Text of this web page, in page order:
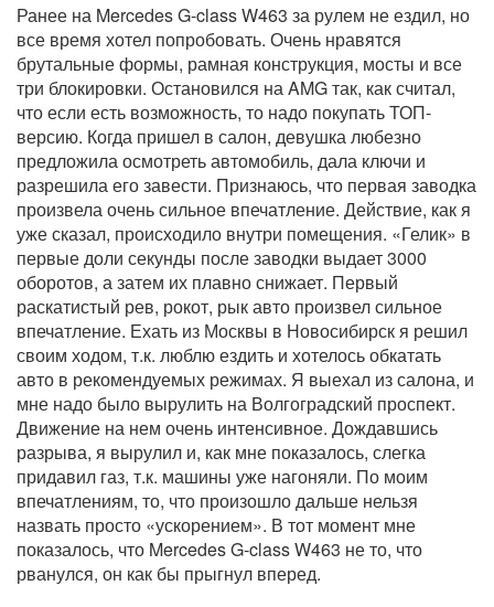
Ранее на Mercedes G-class W463 за рулем не ездил, но
все время хотел попробовать. Очень нравятся
брутальные формы, рамная конструкция, мосты и все
три блокировки. Остановился на AMG так, как считал,
что если есть возможность, то надо покупать ТОП-
версию. Когда пришел в салон, девушка любезно
предложила осмотреть автомобиль, дала ключи и
разрешила его завести. Признаюсь, что первая заводка
произвела очень сильное впечатление. Действие, как я
уже сказал, происходило внутри помещения. «Гелик» в
первые доли секунды после заводки выдает 3000
оборотов, а затем их плавно снижает. Первый
раскатистый рев, рокот, рык авто произвел сильное
впечатление. Ехать из Москвы в Новосибирск я решил
своим ходом, т.к. люблю ездить и хотелось обкатать
авто в рекомендуемых режимах. Я выехал из салона, и
мне надо было вырулить на Волгоградский проспект.
Движение на нем очень интенсивное. Дождавшись
разрыва, я вырулил и, как мне показалось, слегка
придавил газ, т.к. машины уже нагоняли. По моим
впечатлениям, то, что произошло дальше нельзя
назвать просто «ускорением». В тот момент мне
показалось, что Mercedes G-class W463 не то, что
рванулся, он как бы прыгнул вперед.